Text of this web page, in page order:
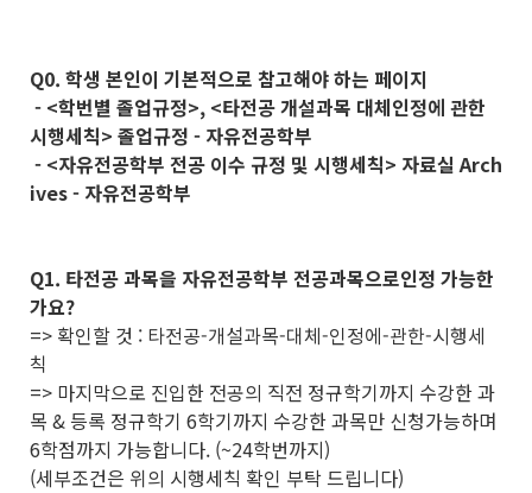
Q0. 학생 본인이 기본적으로 참고해야 하는 페이지
- <학번별 졸업규정>, <타전공 개설과목 대체인정에 관한
시행세칙> 졸업규정 - 자유전공학부
- <자유전공학부 전공 이수 규정 및 시행세칙> 자료실 Arch
ives - 자유전공학부
Q1. 타전공 과목을 자유전공학부 전공과목으로인정 가능한
가요?
=> 확인할 것 : 타전공-개설과목-대체-인정에-관한-시행세
칙
=> 마지막으로 진입한 전공의 직전 정규학기까지 수강한 과
목 & 등록 정규학기 6학기까지 수강한 과목만 신청가능하며
6학점까지 가능합니다. (~24학번까지)
(세부조건은 위의 시행세칙 확인 부탁 드립니다)